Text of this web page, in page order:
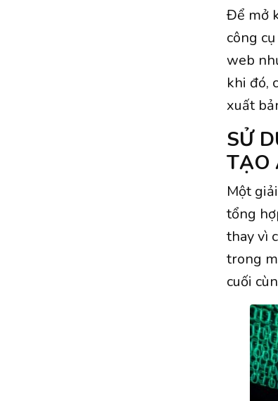
Để mở
công
web
khi đó,
xuất
SỬ
TẠO
Một
tổng
thay vì
trong
cuối